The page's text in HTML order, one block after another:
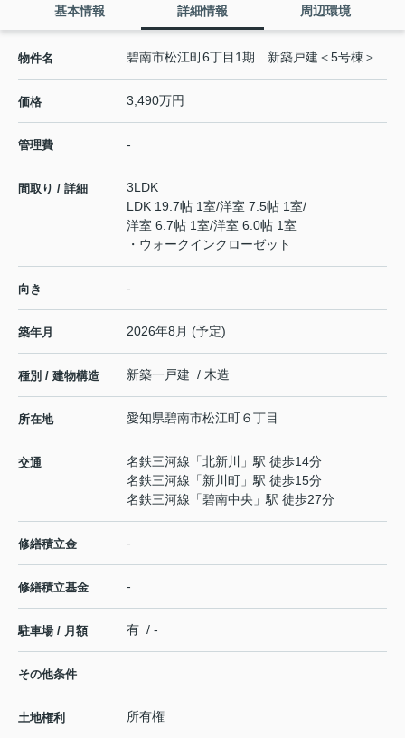
基本情報 詳細情報 周辺環境
物件名 碧南市松江町6丁目1期 新築戸建＜5号棟＞
価格 3,490万円
管理費 -
間取り / 詳細
3LDK
LDK 19.7帖 1室/洋室 7.5帖 1室/
洋室 6.7帖 1室/洋室 6.0帖 1室
・ウォークインクローゼット
向き -
築年月 2026年8月 (予定)
種別 / 建物構造 新築一戸建 / 木造
所在地 愛知県碧南市松江町６丁目
交通 名鉄三河線 「北新川
」駅 徒歩14分
名鉄三河線 「新川町 」駅 徒歩15分
名鉄三河線 「碧南中央 」駅 徒歩27分
修繕積立金 -
修繕積立基金 -
駐車場 / 月額 有 / -
その他条件
土地権利 所有権